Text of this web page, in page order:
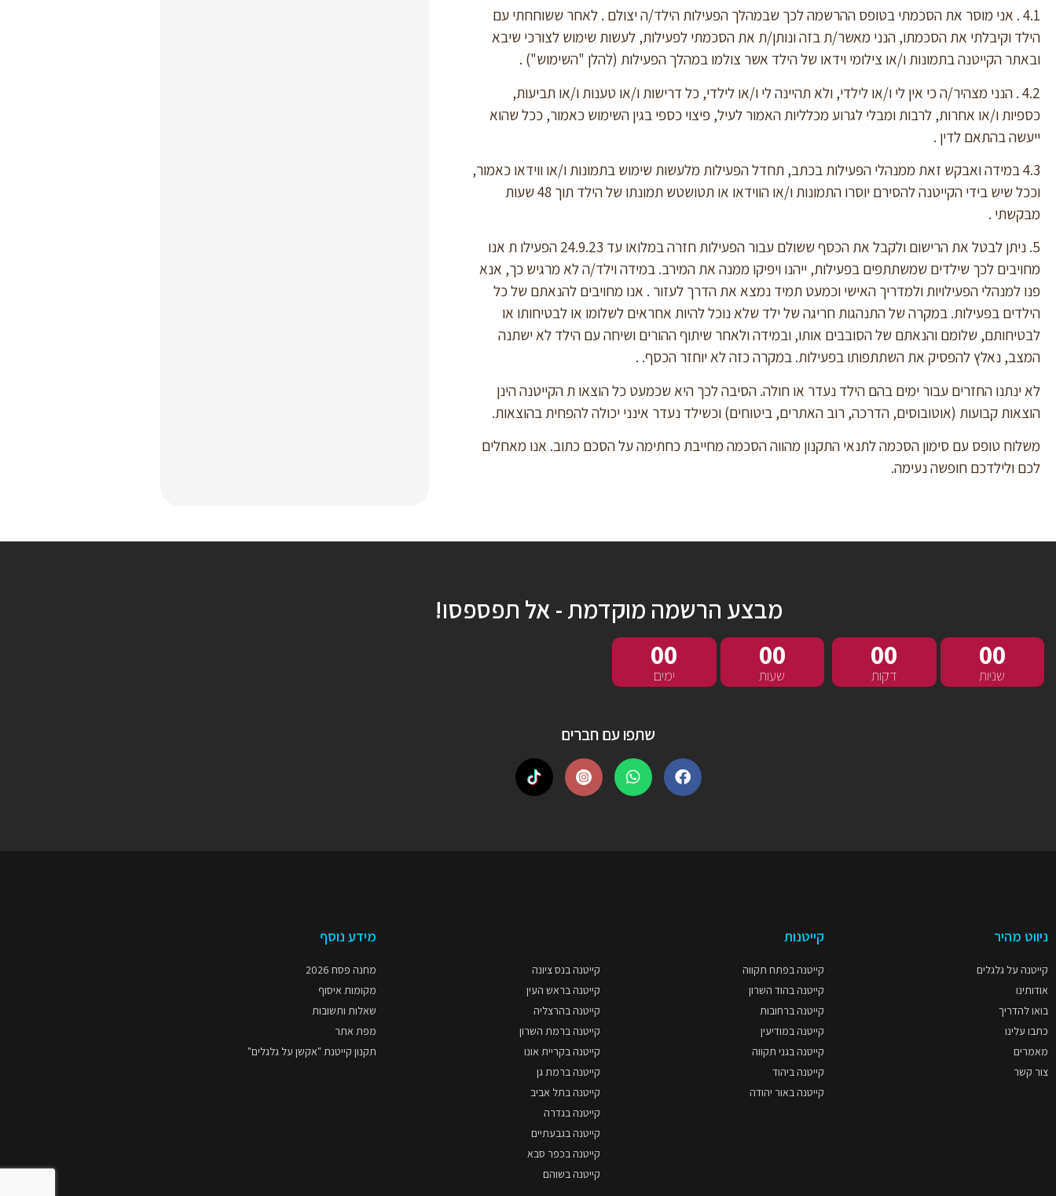
4.1 . אני מוסר את הסכמתי בטופס ההרשמה לכך שבמהלך הפעילות הילד/ה יצולם . לאחר ששוחחתי עם
הילד וקיבלתי את הסכמתו, הנני מאשר/ת בזה ונותן/ת את הסכמתי לפעילות, לעשות שימוש לצורכי שיבא
ובאתר הקייטנה בתמונות ו/או צילומי וידאו של הילד אשר צולמו במהלך הפעילות (להלן "השימוש") .
4.2 . הנני מצהיר/ה כי אין לי ו/או לילדי, ולא תהיינה לי ו/או לילדי, כל דרישות ו/או טענות ו/או תביעות,
כספיות ו/או אחרות, לרבות ומבלי לגרוע מכלליות האמור לעיל, פיצוי כספי בגין השימוש כאמור, ככל שהוא
ייעשה בהתאם לדין .
4.3 במידה ואבקש זאת ממנהלי הפעילות בכתב, תחדל הפעילות מלעשות שימוש בתמונות ו/או ווידאו כאמור,
וככל שיש בידי הקייטנה להסירם יוסרו התמונות ו/או הווידאו או תטושטש תמונתו של הילד תוך 48 שעות
מבקשתי .
5. ניתן לבטל את הרישום ולקבל את הכסף ששולם עבור הפעילות חזרה במלואו עד 24.9.23 הפעילו ת אנו
מחויבים לכך שילדים שמשתתפים בפעילות, ייהנו ויפיקו ממנה את המירב. במידה וילד/ה לא מרגיש כך, אנא
פנו למנהלי הפעילויות ולמדריך האישי וכמעט תמיד נמצא את הדרך לעזור . אנו מחויבים להנאתם של כל
הילדים בפעילות. במקרה של התנהגות חריגה של ילד שלא נוכל להיות אחראים לשלומו או לבטיחותו או
לבטיחותם, שלומם והנאתם של הסובבים אותו, ובמידה ולאחר שיתוף ההורים ושיחה עם הילד לא ישתנה
המצב, נאלץ להפסיק את השתתפותו בפעילות. במקרה כזה לא יוחזר הכסף. .
לא ינתנו החזרים עבור ימים בהם הילד נעדר או חולה. הסיבה לכך היא שכמעט כל הוצאו ת הקייטנה הינן
הוצאות קבועות (אוטובוסים, הדרכה, רוב האתרים, ביטוחים) וכשילד נעדר אינני יכולה להפחית בהוצאות.
משלוח טופס עם סימון הסכמה לתנאי התקנון מהווה הסכמה מחייבת כחתימה על הסכם כתוב. אנו מאחלים
לכם ולילדכם חופשה נעימה.
מבצע הרשמה מוקדמת - אל תפספסו!
00
ימים
00
שעות
00
דקות
00
שניות
שתפו עם חברים
ניווט מהיר
קייטנה על גלגלים
אודותינו
בואו להדריך
כתבו עלינו
מאמרים
צור קשר
קייטנות
קייטנה בפתח תקווה
קייטנה בהוד השרון
קייטנה ברחובות
קייטנה במודיעין
קייטנה בגני תקווה
קייטנה ביהוד
קייטנה באור יהודה
קייטנה בנס ציונה
קייטנה בראש העין
קייטנה בהרצליה
קייטנה ברמת השרון
קייטנה בקריית אונו
קייטנה ברמת גן
קייטנה בתל אביב
קייטנה בגדרה
קייטנה בגבעתיים
קייטנה בכפר סבא
קייטנה בשוהם
מידע נוסף
מחנה פסח 2026
מקומות איסוף
שאלות ותשובות
מפת אתר
תקנון קייטנת "אקשן על גלגלים"